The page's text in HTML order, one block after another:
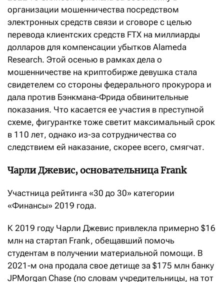
организации мошенничества посредством
электронных средств связи и сговоре с целью
перевода клиентских средств FTX на миллиарды
долларов для компенсации убытков Alameda
Research. Этой осенью в рамках дела о
мошенничестве на криптобирже девушка стала
свидетелем со стороны федерального прокурора и
дала против Бэнкмана-Фрида обвинительные
показания. Что касается ее участия в преступной
схеме, фигурантке тоже светит максимальный срок
в 110 лет, однако из-за сотрудничества со
следствием ей наказание, скорее всего, смягчат.
Чарли Джевис, основательница Frank
Участница рейтинга «30 до 30» категории
«Финансы» 2019 года.
К 2019 году Чарли Джевис привлекла примерно $16
млн на стартап Frank, обещавший помочь
студентам в получении материальной помощи. В
2021-м она продала свое детище за $175 млн банку
JPMorgan Chase (по словам учредительницы, на тот